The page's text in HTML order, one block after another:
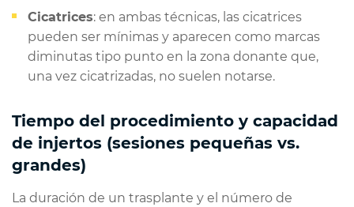
Cicatrices: en ambas técnicas, las cicatrices
pueden ser mínimas y aparecen como marcas
diminutas tipo punto en la zona donante que,
una vez cicatrizadas, no suelen notarse.
Tiempo del procedimiento y capacidad
de injertos (sesiones pequeñas vs.
grandes)
La duración de un trasplante y el número de